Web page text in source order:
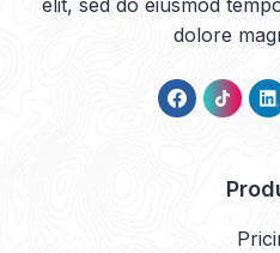
elit, sed do eiusmod
dolore